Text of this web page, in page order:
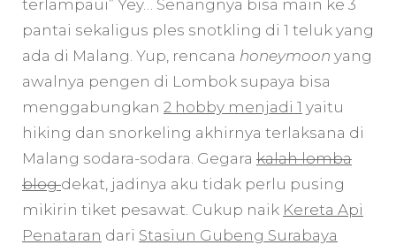
terlampaui” Yey… Senangnya bisa main ke 3
pantai sekaligus ples snotkling di 1 teluk yang
ada di Malang. Yup, rencana honeymoon yang
awalnya pengen di Lombok supaya bisa
menggabungkan 2 hobby menjadi 1 yaitu
hiking dan snorkeling akhirnya terlaksana di
Malang sodara-sodara. Gegara kalah lomba
blogdekat, jadinya aku tidak perlu pusing
mikirin tiket pesawat. Cukup naik Kereta Api
Penataran dari Stasiun Gubeng Surabaya